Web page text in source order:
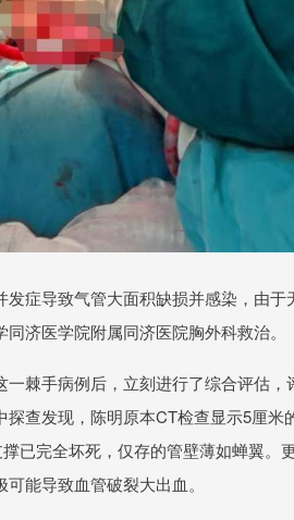
症导致气管大面积缺损并感染，由
济医学院附属同济医院胸外科救治。
棘手病例后，立刻进行了综合评估
查发现，陈明原本CT检查显示5厘
已完全坏死，仅存的管壁薄如蝉翼
能导致血管破裂大出血。